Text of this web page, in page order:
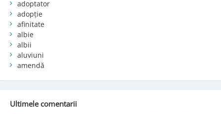
adoptator
adopție
afinitate
albie
albii
aluviuni
amendă
Ultimele comentarii